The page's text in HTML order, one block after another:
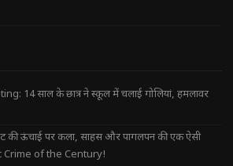
14 साल के छात्र ने स्कूल में चलाई गोलियां, हमलावर
की ऊंचाई पर कला, साहस और पागलपन की एक ऐसी
Crime of the Century!